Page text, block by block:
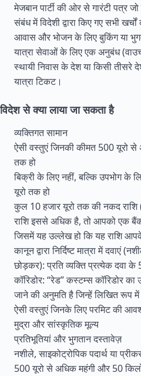
मेजबान पार्टी की ओर से गारंटी पत्र
संबंध में विदेशी द्वारा किए गए सभी
आवास और भोजन के लिए बुकिंग या
यात्रा सेवाओं के लिए एक अनुबंध
स्थायी निवास के देश या किसी तीसरे
यात्रा टिकट।
विदेश से क्या लाया जा सकता है
व्यक्तिगत सामान
ऐसी वस्तुएं जिनकी कीमत 500 यूरो
तक हो
बिक्री के लिए नहीं, बल्कि उपभोग के
यूरो तक हो
कुल 10 हजार यूरो तक की नकद राशि
राशि इससे अधिक है, तो आपको एक
जिसमें यह उल्लेख हो कि यह राशि
कानून द्वारा निर्दिष्ट मात्रा में दवाएं
छोड़कर): प्रति व्यक्ति प्रत्येक दवा
कॉरिडोर: “रेड” कस्टम्स कॉरिडोर
जाने की अनुमति है जिन्हें लिखित रूप में
ऐसी वस्तुएं जिनके लिए परमिट की
मुद्रा और सांस्कृतिक मूल्य
प्रतिभूतियां और भुगतान दस्तावेज़
नशीले, साइकोट्रोपिक पदार्थ या
500 यूरो से अधिक महंगी और 50